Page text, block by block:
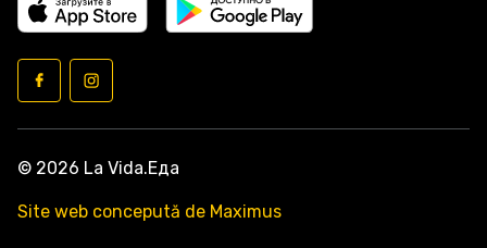
© 2026 La Vida.Еда
Site web concepută de Maximus